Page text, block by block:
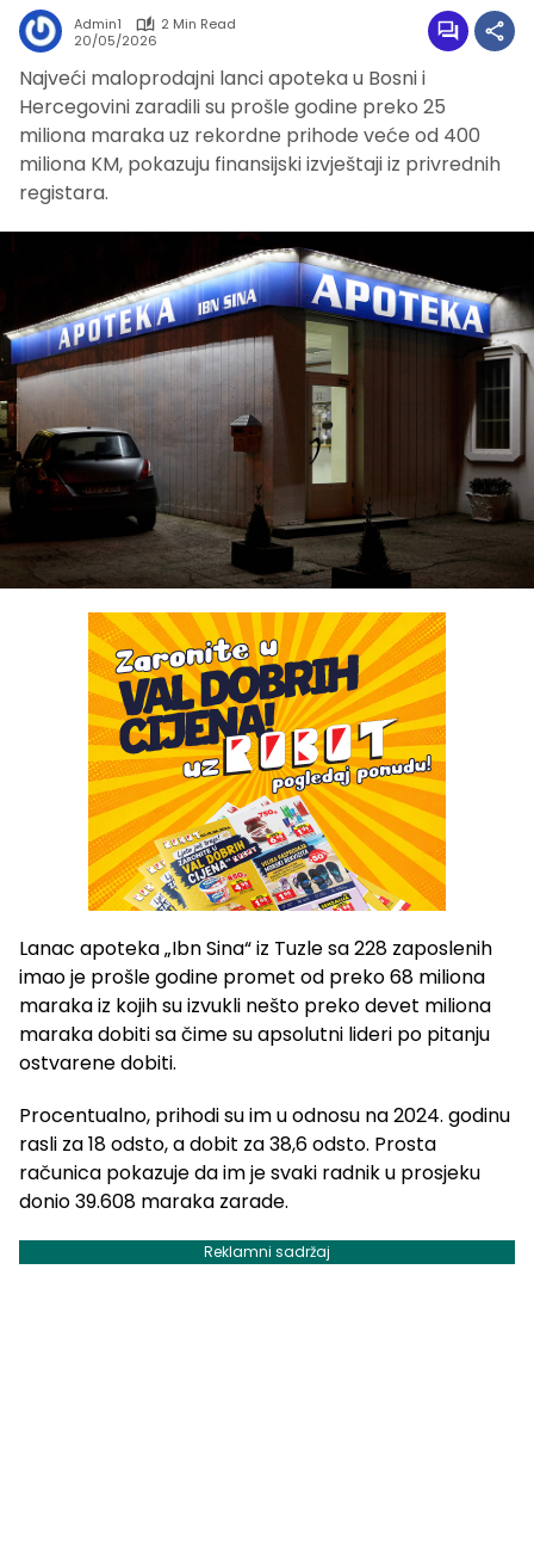
Admin1
2 Min Read
20/05/2026
Najveći maloprodajni lanci apoteka u Bosni i
Hercegovini zaradili su prošle godine preko 25
miliona maraka uz rekordne prihode veće od 400
miliona KM, pokazuju finansijski izvještaji iz privrednih
registara.
Lanac apoteka „Ibn Sina“ iz Tuzle sa 228 zaposlenih
imao je prošle godine promet od preko 68 miliona
maraka iz kojih su izvukli nešto preko devet miliona
maraka dobiti sa čime su apsolutni lideri po pitanju
ostvarene dobiti.
Procentualno, prihodi su im u odnosu na 2024. godinu
rasli za 18 odsto, a dobit za 38,6 odsto. Prosta
računica pokazuje da im je svaki radnik u prosjeku
donio 39.608 maraka zarade.
Reklamni sadržaj